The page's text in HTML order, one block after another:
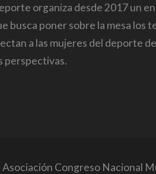
organiza desde 2017 un
busca poner sobre la mesa los
a las mujeres del deporte
perspectivas.
Congreso Nacional